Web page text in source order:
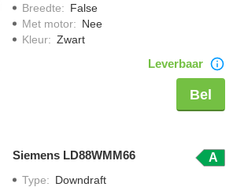
Breedte: False
Met motor: Nee
Kleur: Zwart
Leverbaar
Bel
Siemens LD88WMM66 A
Type: Downdraft